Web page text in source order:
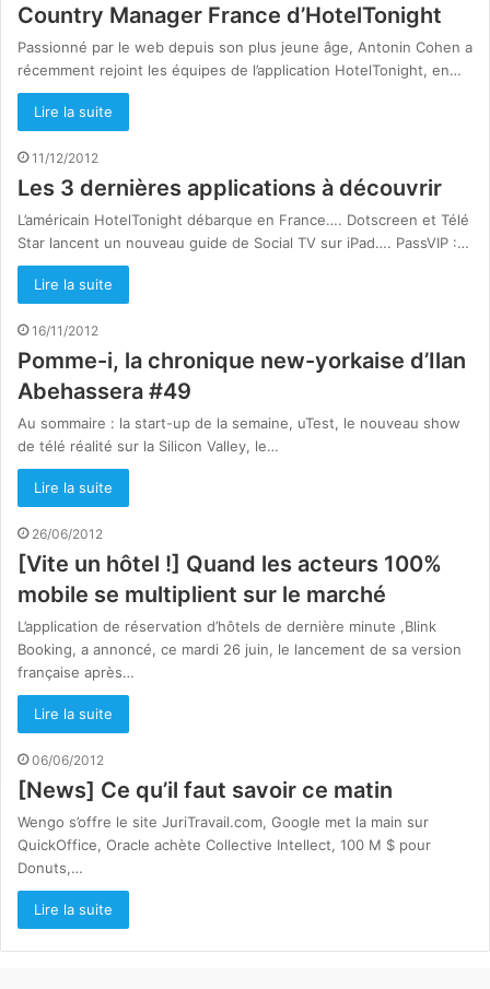
Country Manager France d’HotelTonight
Passionné par le web depuis son plus jeune âge, Antonin Cohen a
récemment rejoint les équipes de l’application HotelTonight, en…
Lire la suite
11/12/2012
Les 3 dernières applications à découvrir
L’américain HotelTonight débarque en France…. Dotscreen et Télé
Star lancent un nouveau guide de Social TV sur iPad…. PassVIP :…
Lire la suite
16/11/2012
Pomme-i, la chronique new-yorkaise d’Ilan
Abehassera #49
Au sommaire : la start-up de la semaine, uTest, le nouveau show
de télé réalité sur la Silicon Valley, le…
Lire la suite
26/06/2012
[Vite un hôtel !] Quand les acteurs 100%
mobile se multiplient sur le marché
L’application de réservation d’hôtels de dernière minute ,Blink
Booking, a annoncé, ce mardi 26 juin, le lancement de sa version
française après…
Lire la suite
06/06/2012
[News] Ce qu’il faut savoir ce matin
Wengo s’offre le site JuriTravail.com, Google met la main sur
QuickOffice, Oracle achète Collective Intellect, 100 M $ pour
Donuts,…
Lire la suite